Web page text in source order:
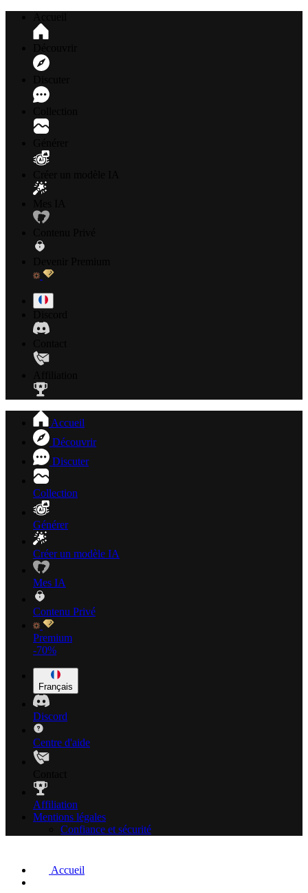
Accueil
Découvrir
Discuter
Collection
Générer
Créer un modèle IA
Mes IA
Contenu Privé
Premium
-70%
Français
Discord
Centre d'aide
Affiliation
Mentions légales
Confiance et sécurité
Accueil